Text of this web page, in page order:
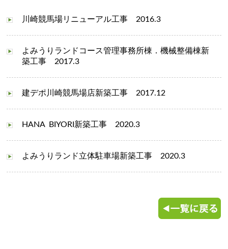
川崎競馬場リニューアル工事 2016.3
よみうりランドコース管理事務所棟．機械整備棟新
築工事 2017.3
建デポ川崎競馬場店新築工事 2017.12
HANA BIYORI 新築工事 2020.3
よみうりランド立体駐車場新築工事 2020.3